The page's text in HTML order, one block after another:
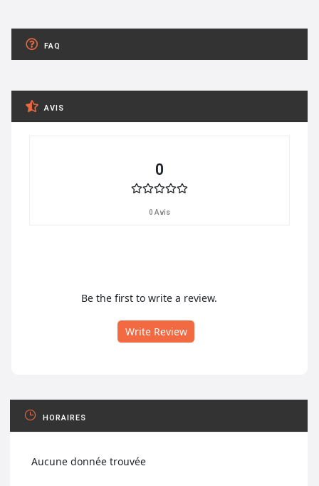
FAQ
AVIS
0
0 Avis
Be the first to write a review.
Write Review
HORAIRES
Aucune donnée trouvée